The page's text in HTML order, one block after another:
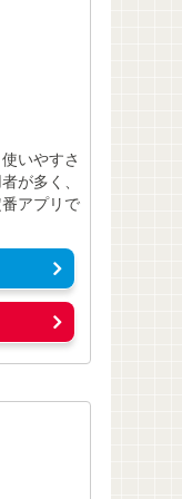
いやすさ
が多く、
アプリで